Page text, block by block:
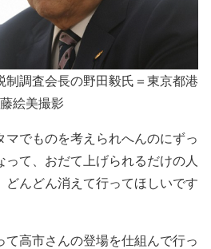
制調査会長の野田毅氏＝東京都港
絵美撮影
でものを考えられへんのにずっ
て、おだて上げられるだけの人
んどん消えて行ってほしいです
高市さんの登場を仕組んで行っ